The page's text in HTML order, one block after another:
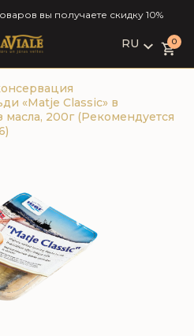
вы получаете скидку 10%
RU
LV
EN
0
«Matje Classic» в
масла, 200г (Рекомендуется